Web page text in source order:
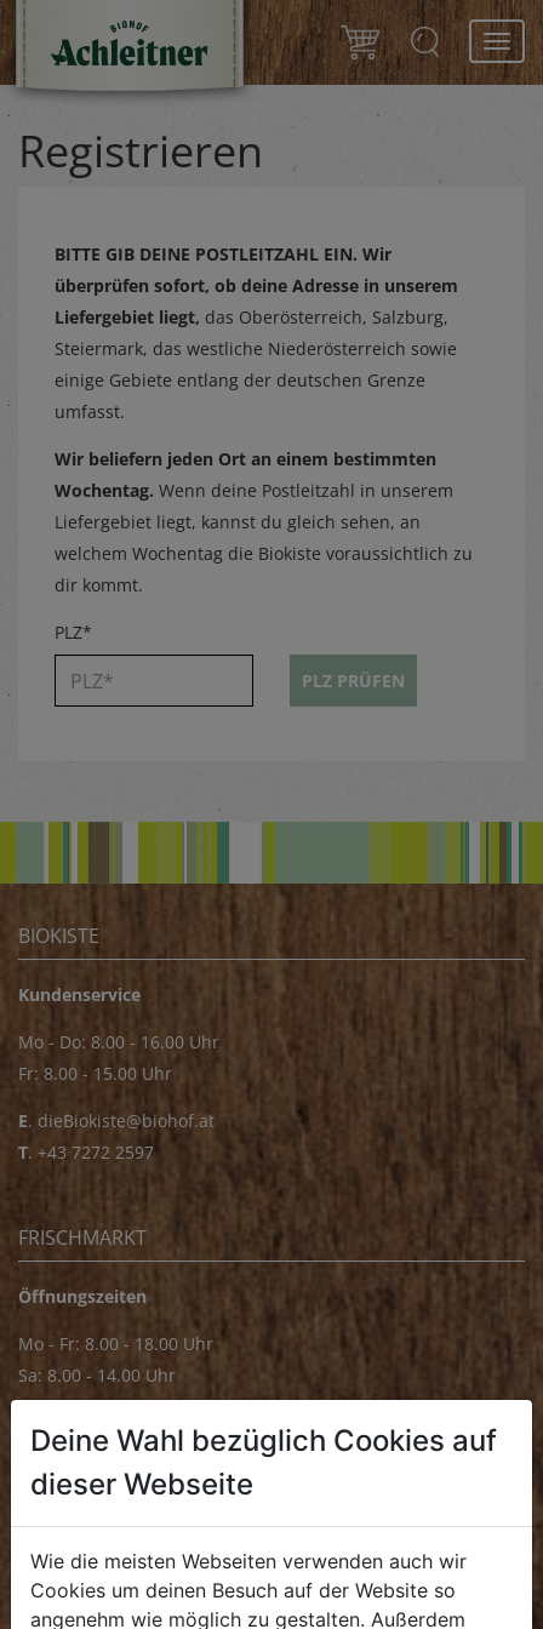
Registrieren
BITTE GIB DEINE POSTLEITZAHL EIN. Wir
überprüfen sofort, ob deine Adresse in unserem
Liefergebiet liegt, das Oberösterreich, Salzburg,
Steiermark, das westliche Niederösterreich sowie
einige Gebiete entlang der deutschen Grenze
umfasst.
Wir beliefern jeden Ort an einem bestimmten
Wochentag. Wenn deine Postleitzahl in unserem
Liefergebiet liegt, kannst du gleich sehen, an
welchem Wochentag die Biokiste voraussichtlich zu
dir kommt.
PLZ*
PLZ PRÜFEN
BIOKISTE
Kundenservice
Mo - Do: 8.00 - 16.00 Uhr
Fr: 8.00 - 15.00 Uhr
E. dieBiokiste@biohof.at
T. +43 7272 2597
FRISCHMARKT
Öffnungszeiten
Mo - Fr: 8.00 - 18.00 Uhr
Sa: 8.00 - 14.00 Uhr
Mo - Fr: 8.00 - 16.00 Uhr
. +43 7272 4859 70
Deine Wahl bezüglich Cookies auf
dieser Webseite
Wie die meisten Webseiten verwenden auch wir
Cookies um deinen Besuch auf der Website so
angenehm wie möglich zu gestalten. Außerdem